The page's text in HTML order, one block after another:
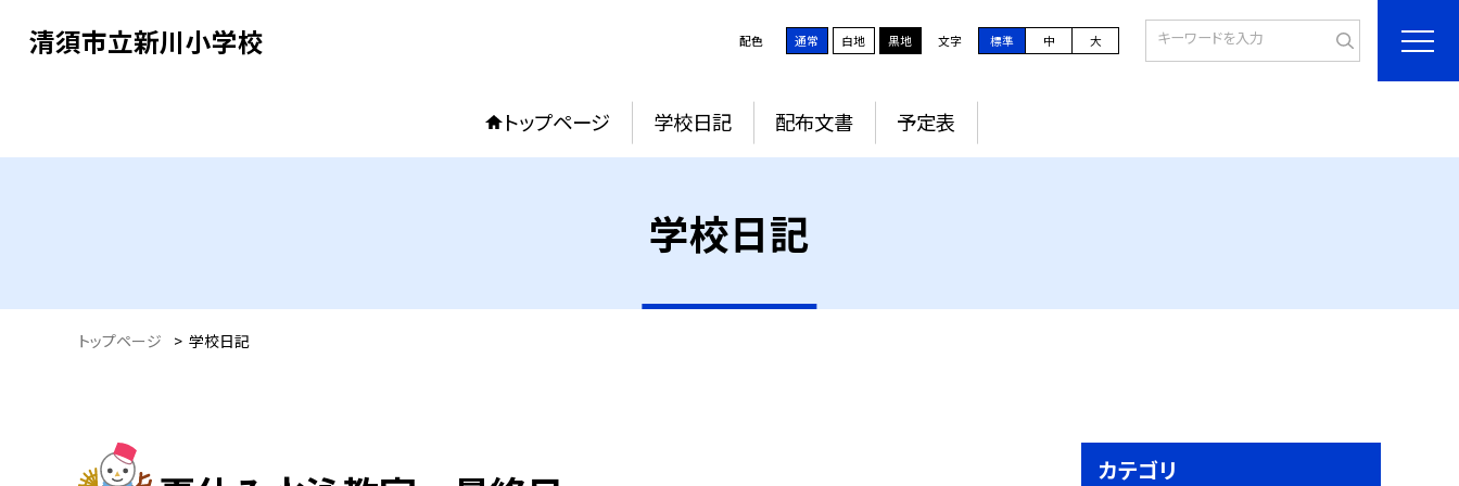
清須市立新川小学校 配色 通常 白地 黒地 文字 標準 中 大
トップページ 学校日記 配布文書 予定表
学校日記
トップページ > 学校日記
カテゴリ